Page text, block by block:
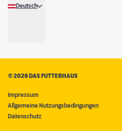
Deutsch
©2026 DAS FUTTERHAUS
Impressum
Allgemeine Nutzungsbedingungen
Datenschutz